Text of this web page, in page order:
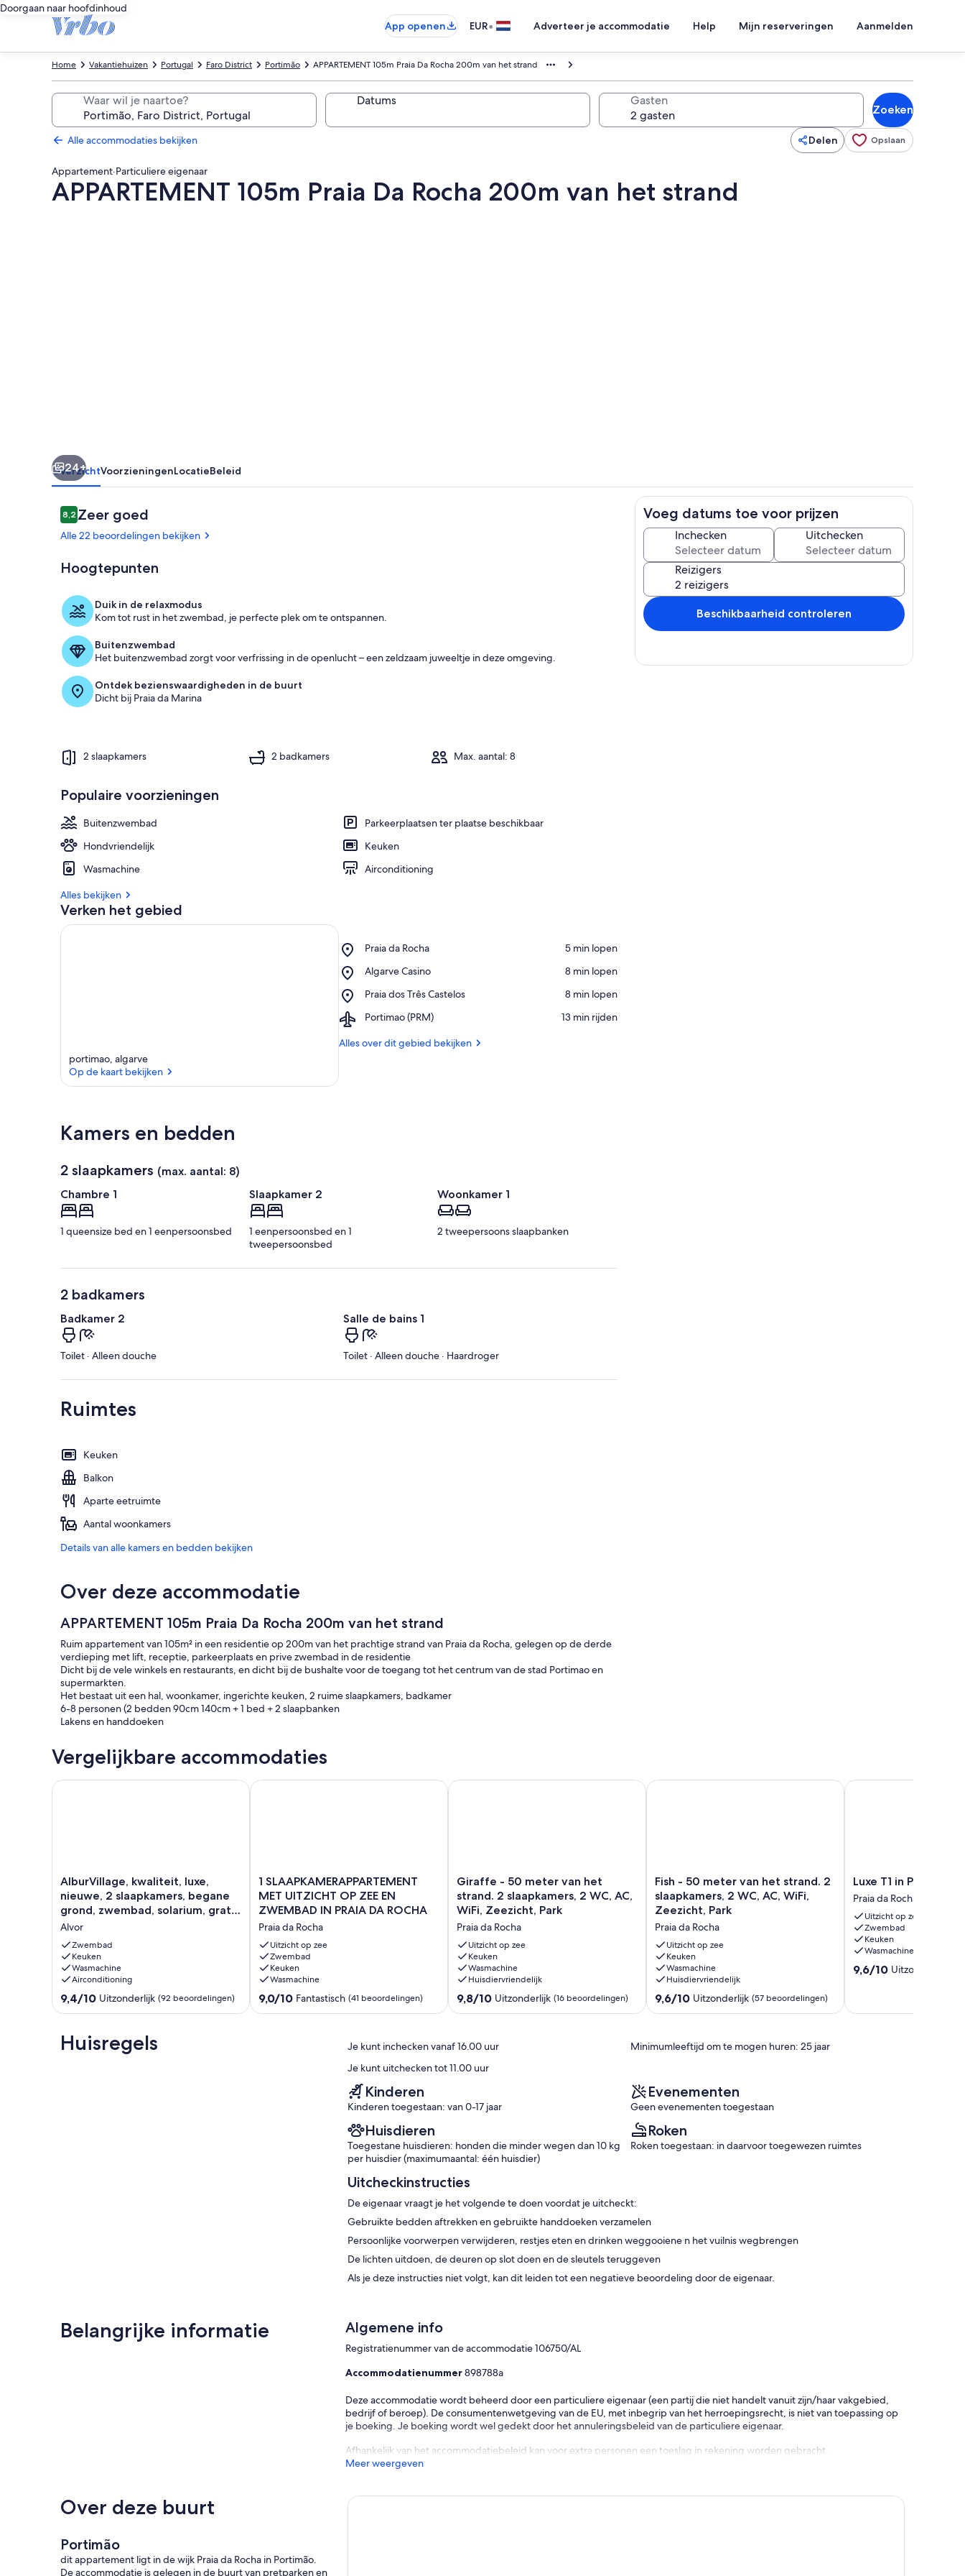
Doorgaan naar hoofdinhoud
App openen
EUR• Adverteer je accommodatie Help Mijn reserveringen Aanmelden
APPARTEMENT 105m Praia Da Rocha 200m van het strand
Portimão
Faro District
Portugal
Vakantiehuizen
Home
Waar wil je naartoe? Datums Gasten
Zoeken
Alle accommodaties bekijken Delen Opslaan
Appartement·Particuliere eigenaar
APPARTEMENT 105m Praia Da Rocha 200m van het strand
Privékeuken
24+
OverzichtVoorzieningenLocatieBeleid
Beoordelingen
8,28,2 op 10 –
Zeer goed
Alle 22 beoordelingen bekijken
Hoogtepunten
Duik in de relaxmodus
Kom tot rust in het zwembad, je perfecte plek om te ontspannen.
Buitenzwembad
Het buitenzwembad zorgt voor verfrissing in de openlucht – een zeldzaam juweeltje in deze omgeving.
Ontdek bezienswaardigheden in de buurt
Dicht bij Praia da Marina
2 slaapkamers 2 badkamers Max. aantal: 8
Populaire voorzieningen
Buitenzwembad
Parkeerplaatsen ter plaatse beschikbaar
Hondvriendelijk
Keuken
Wasmachine
Airconditioning
Alles bekijken
Verken het gebied
portimao, algarve
Op de kaart bekijken
Praia da Rocha
Place,
da
‪5 min lopen‬
Algarve Casino
Place,
Casino
‪8 min lopen‬
Praia dos Três Castelos
Place,
dos
Castelos
‪8 min lopen‬
Portimao (PRM)
Airport,
(PRM)
‪13 min rijden‬
Alles over dit gebied bekijken
Kamers en bedden
2 slaapkamers (max. aantal: 8)
Chambre 1
1 queensize bed en 1 eenpersoonsbed
Slaapkamer 2
1 eenpersoonsbed en 1
tweepersoonsbed
Woonkamer 1
2 tweepersoons slaapbanken
2 badkamers
Badkamer 2
Toilet · Alleen douche
Salle de bains 1
Toilet · Alleen douche · Haardroger
Ruimtes
Keuken
Balkon
Aparte eetruimte
Aantal woonkamers
Details van alle kamers en bedden bekijken
Over deze accommodatie
APPARTEMENT 105m Praia Da Rocha 200m van het strand
Ruim appartement van 105m² in een residentie op 200m van het prachtige strand van Praia da Rocha, gelegen op de derde
verdieping met lift, receptie, parkeerplaats en prive zwembad in de residentie
Dicht bij de vele winkels en restaurants, en dicht bij de bushalte voor de toegang tot het centrum van de stad Portimao en
supermarkten.
Het bestaat uit een hal, woonkamer, ingerichte keuken, 2 ruime slaapkamers, badkamer
6-8 personen (2 bedden 90cm 140cm + 1 bed + 2 slaapbanken
Lakens en handdoeken
Voeg datums toe voor prijzen
Inchecken Uitchecken
Reizigers
Beschikbaarheid controleren
Vergelijkbare accommodaties
AlburVillage,
kwaliteit,
nieuwe,
2
slaapkamers,
begane
grond,
zwembad,
solarium,
Alvor
AlburVillage, kwaliteit, luxe,
nieuwe, 2 slaapkamers, begane
grond, zwembad, solarium, gratis
wifi
Alvor
Zwembad
Keuken
Wasmachine
Airconditioning
9.4
Uitzonderlijk,
(92
9,4/10 Uitzonderlijk (92 beoordelingen)
AlburVillage, kwaliteit, luxe, nieuwe, 2 slaapkamers, begane grond, zwembad, solarium, gratis wifi
1
SLAAPKAMERAPPARTEMENT
MET
UITZICHT
OP
ZEE
EN
ZWEMBAD
IN
PRAIA
1 SLAAPKAMERAPPARTEMENT
MET UITZICHT OP ZEE EN
ZWEMBAD IN PRAIA DA ROCHA
Praia da Rocha
Uitzicht op zee
Zwembad
Keuken
Wasmachine
9.0
9,0/10 Fantastisch (41 beoordelingen)
1 SLAAPKAMERAPPARTEMENT MET UITZICHT OP ZEE EN ZWEMBAD IN PRAIA DA ROCHA
Giraffe
-
50
meter
van
het
strand.
2
slaapkamers,
2
Zeezicht,
Praia
Giraffe - 50 meter van het
strand. 2 slaapkamers, 2 WC, AC,
WiFi, Zeezicht, Park
Praia da Rocha
Uitzicht op zee
Keuken
Wasmachine
Huisdiervriendelijk
9.8
(16
9,8/10 Uitzonderlijk (16 beoordelingen)
Giraffe - 50 meter van het strand. 2 slaapkamers, 2 WC, AC, WiFi, Zeezicht, Park
Fish
-
50
meter
van
het
strand.
2
slaapkamers,
2
Zeezicht,
da
Rocha
Fish - 50 meter van het strand. 2
slaapkamers, 2 WC, AC, WiFi,
Zeezicht, Park
Praia da Rocha
Uitzicht op zee
Keuken
Wasmachine
Huisdiervriendelijk
9.6
(57
9,6/10 Uitzonderlijk (57 beoordelingen)
Fish - 50 meter van het strand. 2 slaapkamers, 2 WC, AC,
Luxe
T1
in
Portimão
Praia
da
Rocha
Luxe T1 in Portimão
Praia da Rocha
Uitzicht op zee
Zwembad
Keuken
Wasmachine
9.6
9,6/10 Uitzonderlijk
Luxe T1 in Portimão
Huisregels Je kunt inchecken vanaf 16.00 uur
Minimumleeftijd om te mogen huren: 25 jaar
Je kunt uitchecken tot 11.00 uur
Kinderen
Kinderen toegestaan: van 0-17 jaar
Evenementen
Geen evenementen toegestaan
Huisdieren
Toegestane huisdieren: honden die minder wegen dan 10 kg
per huisdier (maximumaantal: één huisdier)
Roken
Roken toegestaan: in daarvoor toegewezen ruimtes
Uitcheckinstructies
De eigenaar vraagt je het volgende te doen voordat je uitcheckt:
Gebruikte bedden aftrekken en gebruikte handdoeken verzamelen
Persoonlijke voorwerpen verwijderen, restjes eten en drinken weggooiene n het vuilnis wegbrengen
De lichten uitdoen, de deuren op slot doen en de sleutels teruggeven
Als je deze instructies niet volgt, kan dit leiden tot een negatieve beoordeling door de eigenaar.
Belangrijke informatie Algemene info
Registratienummer van de accommodatie 106750/AL
Accommodatienummer898788a
Deze accommodatie wordt beheerd door een particuliere eigenaar (een partij die niet handelt vanuit zijn/haar vakgebied,
bedrijf of beroep). De consumentenwetgeving van de EU, met inbegrip van het herroepingsrecht, is niet van toepassing op
je boeking. Je boeking wordt wel gedekt door het annuleringsbeleid van de particuliere eigenaar.
Afhankelijk van het accommodatiebeleid kan voor extra personen een toeslag in rekening worden gebracht.
Meer weergeven
Over deze buurt
Portimão
dit appartement ligt in de wijk Praia da Rocha in Portimão.
De accommodatie is gelegen in de buurt van pretparken en